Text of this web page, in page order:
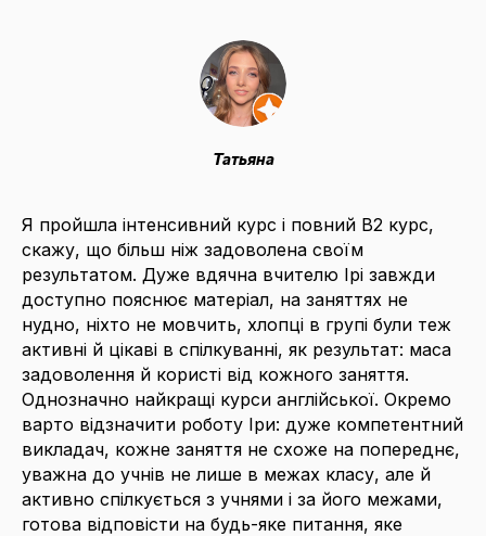
Татьяна
Я пройшла інтенсивний курс і повний В2 курс,
скажу, що більш ніж задоволена своїм
результатом. Дуже вдячна вчителю Ірі завжди
доступно пояснює матеріал, на заняттях не
нудно, ніхто не мовчить, хлопці в групі були теж
активні й цікаві в спілкуванні, як результат: маса
задоволення й користі від кожного заняття.
Однозначно найкращі курси англійської. Окремо
варто відзначити роботу Іри: дуже компетентний
викладач, кожне заняття не схоже на попереднє,
уважна до учнів не лише в межах класу, але й
активно спілкується з учнями і за його межами,
готова відповісти на будь-яке питання, яке